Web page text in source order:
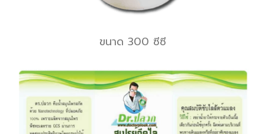
ขนาด 300 ซีซี